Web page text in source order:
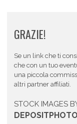
GRAZIE!
Se un link che ti
che con un tuo
una piccola
altri partner affiliati.
STOCK IMAGES